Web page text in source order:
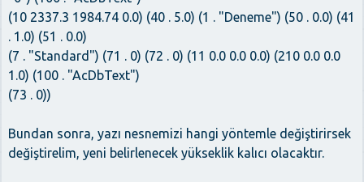
(10 2337.3 1984.74 0.0) (40 . 5.0) (1 . "Deneme") (50 . 0.0) (41
. 1.0) (51 . 0.0)
(7 . "Standard") (71 . 0) (72 . 0) (11 0.0 0.0 0.0) (210 0.0 0.0
1.0) (100 . "AcDbText")
(73 . 0))
Bundan sonra, yazı nesnemizi hangi yöntemle değiştirirsek
değiştirelim, yeni belirlenecek yükseklik kalıcı olacaktır.